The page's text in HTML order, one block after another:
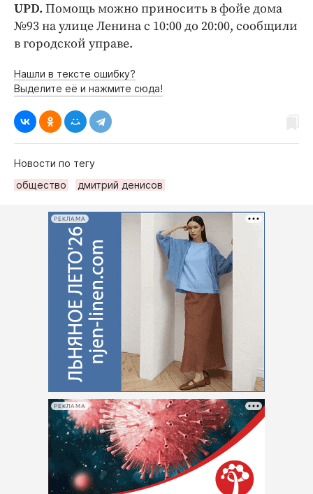
UPD. Помощь можно приносить в фойе дома
№93 на улице Ленина с 10:00 до 20:00, сообщили
в городской управе.
Нашли в тексте ошибку?
Выделите её и нажмите сюда!
Новости по тегу
общество
дмитрий денисов
РЕКЛАМА
РЕКЛАМА